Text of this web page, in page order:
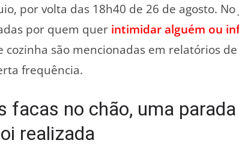
por volta das 18h40 de 26 de agosto. No
por quem quer intimidar alguém ou
cozinha são mencionadas em relatórios
frequência.
facas no chão, uma
realizada